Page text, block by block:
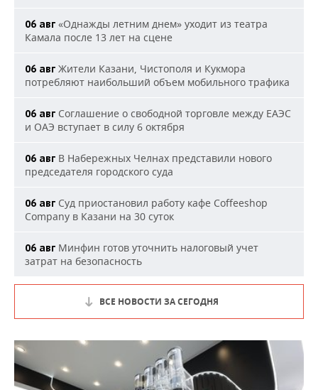
06 авг «Однажды летним днем» уходит из театра
Камала после 13 лет на сцене
06 авг Жители Казани, Чистополя и Кукмора
потребляют наибольший объем мобильного трафика
06 авг Соглашение о свободной торговле между ЕАЭС
и ОАЭ вступает в силу 6 октября
06 авг В Набережных Челнах представили нового
председателя городского суда
06 авг Суд приостановил работу кафе Coffeeshop
Company в Казани на 30 суток
06 авг Минфин готов уточнить налоговый учет
затрат на безопасность
ВСЕ НОВОСТИ ЗА СЕГОДНЯ